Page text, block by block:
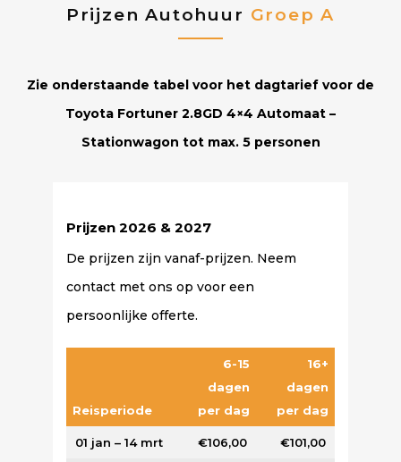
Prijzen Autohuur Groep A
Zie onderstaande tabel voor het dagtarief voor de
Toyota Fortuner 2.8GD 4×4 Automaat –
Stationwagon tot max. 5 personen
Prijzen 2026 & 2027
De prijzen zijn vanaf-prijzen. Neem
contact met ons op voor een
persoonlijke offerte.
Reisperiode
6-15
dagen
per dag
16+
dagen
per dag
01 jan – 14 mrt €106,00 €101,00